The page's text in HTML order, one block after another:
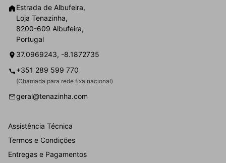
Estrada de Albufeira,
Loja Tenazinha,
8200-609 Albufeira,
Portugal
37.0969243, -8.1872735
+351 289 599 770
(Chamada para rede fixa nacional)
geral@tenazinha.com
Assistência Técnica
Termos e Condições
Entregas e Pagamentos